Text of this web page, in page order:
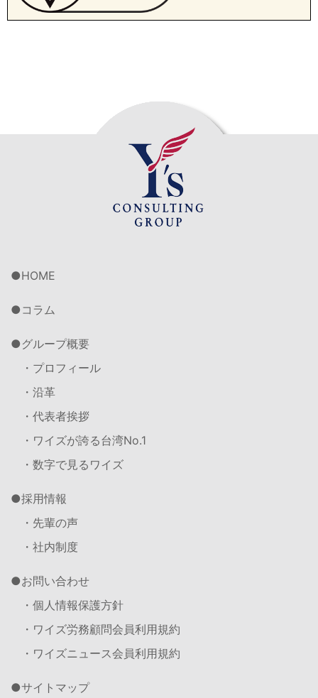
HOME
コラム
グループ概要
・プロフィール
・沿革
・代表者挨拶
・ワイズが誇る台湾No.1
・数字で見るワイズ
採用情報
・先輩の声
・社内制度
お問い合わせ
・個人情報保護方針
・ワイズ労務顧問会員利用規約
・ワイズニュース会員利用規約
サイトマップ